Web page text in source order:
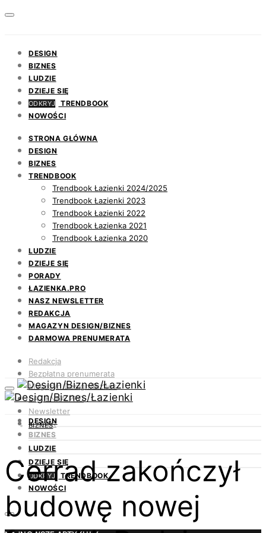
DESIGN
BIZNES
LUDZIE
DZIEJE SIĘ
ODKRYJ
TRENDBOOK
NOWOŚCI
STRONA GŁÓWNA
DESIGN
BIZNES
TRENDBOOK
Trendbook Łazienki 2024/2025
Trendbook Łazienki 2023
Trendbook Łazienki 2022
Trendbook Łazienka 2021
Trendbook Łazienka 2020
LUDZIE
DZIEJE SIĘ
PORADY
ŁAZIENKA.PRO
NASZ NEWSLETTER
REDAKCJA
MAGAZYN DESIGN/BIZNES
DARMOWA PRENUMERATA
Redakcja
Bezpłatna prenumerata
Magazyn Design/Biznes
ŁAZIENKA.PRO
Newsletter
Kontakt
DESIGN
BIZNES
LUDZIE
DZIEJE SIĘ
ODKRYJ
TRENDBOOK
NOWOŚCI
BIZNES
Cerrad zakończył
budowę nowej